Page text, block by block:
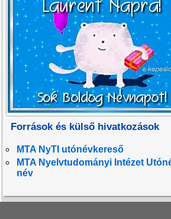
Források és külső hivatkozások
MTA NyTI utónévkereső
MTA Nyelvtudományi Intézet
név